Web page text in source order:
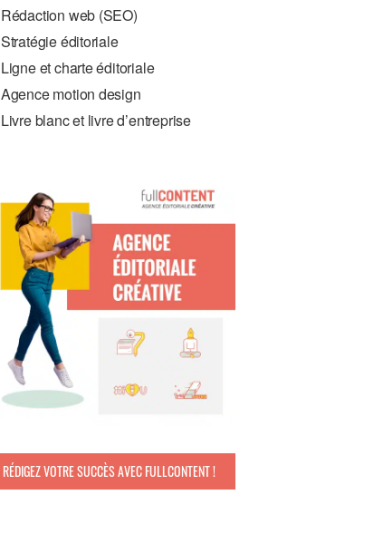
Rédaction web (SEO)
Stratégie éditoriale
Ligne et charte éditoriale
Agence motion design
Livre blanc et livre d’entreprise
RÉDIGEZ VOTRE SUCCÈS AVEC FULLCONTENT !